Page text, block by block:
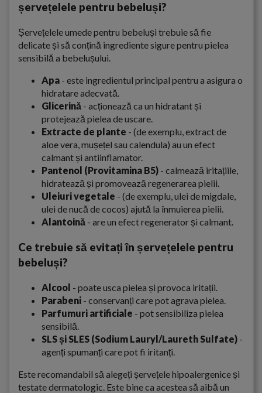
șervețelele pentru bebeluși?
Șervețelele umede pentru bebeluși trebuie să fie
delicate și să conțină ingrediente sigure pentru pielea
sensibilă a bebelușului.
Apa - este ingredientul principal pentru a asigura o
hidratare adecvată.
Glicerină - acționează ca un hidratant și
protejează pielea de uscare.
Extracte de plante - (de exemplu, extract de
aloe vera, mușețel sau calendula) au un efect
calmant și antiinflamator.
Pantenol (Provitamina B5) - calmează iritațiile,
hidratează și promovează regenerarea pielii.
Uleiuri vegetale - (de exemplu, ulei de migdale,
ulei de nucă de cocos) ajută la înmuierea pielii.
Alantoină - are un efect regenerator și calmant.
Ce trebuie să evitați în șervețelele pentru
bebeluși?
Alcool - poate usca pielea și provoca iritații.
Parabeni - conservanți care pot agrava pielea.
Parfumuri artificiale - pot sensibiliza pielea
sensibilă.
SLS și SLES (Sodium Lauryl/Laureth Sulfate) -
agenți spumanți care pot fi iritanți.
Este recomandabil să alegeți șervețele hipoalergenice și
testate dermatologic. Este bine ca acestea să aibă un